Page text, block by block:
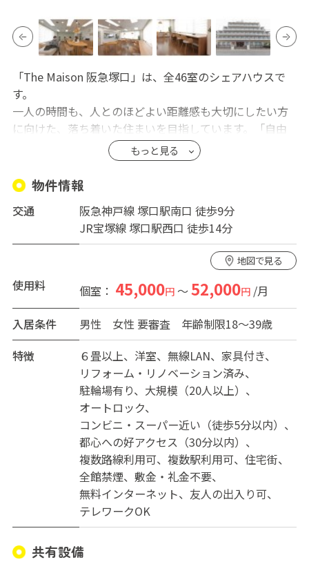
「The Maison 阪急塚口」は、全46室のシェアハウスで
す。
一人の時間も、人とのほどよい距離感も大切にしたい方
に向けた、落ち着いた住まいを目指しています。「自由
だけど、緩やかに繋がっている」そんな暮らし方を大切
にしたい方に、きっと心地よく感じていただけるはずで
す。ラウンジには、ソファ席やカウンター、4名掛け・2
名掛けテーブルなど、用途にあわせて選べる多彩な席を
ご用意。食事をしたり、少し会話を楽しんだり、仕事を
したりと、それぞれのライフスタイルに寄り添う空間で
す。また、集中して作業ができるワークスペースや、気軽
に身体を動かせるフィットネススペース、シアタールー
ムなど、日常を豊かにする共用施設も揃っています。
個室はすべて鍵付きの完全個室。ベッドやデスク、収納
力のあるクローゼットに加え、有線LANも完備してお
り、プライベートな時間はもちろん、在宅ワークにも対
応できる環境です。
立地は、阪急神戸線「塚口」駅から徒歩9分。大阪梅田へ
は電車で約12分、神戸三宮へも約23分と、通勤や外出に
も便利なロケーションです。駅周辺には商業施設や飲食
店が揃いながら、少し離れると閑静な住宅街が広がり、
都会の利便性と落ち着いた住環境のバランスが取れたエ
リアとして人気があります。
一人暮らしは少し寂しいけれど、常に誰かと一緒でなく
てもいい。そんな方にとって、「The Maison 阪急塚口」
は、安心感のある距離で人と繋がれる場所です。新しい
暮らしの拠点として、ここからあなたらしい毎日を始め
てみませんか。
もっと見る
物件情報
交通
阪急神戸線 塚口駅南口 徒歩9分
JR宝塚線 塚口駅西口 徒歩14分
地図で見る
使用料 個室： 45,000円～52,000円/月
入居条件
男性 女性 要審査 年齢制限18～39歳
特徴
６畳以上 洋室 無線LAN
家具付き
リフォーム・リノベーション済み
駐輪場有り
大規模（20人以上）
オートロック
コンビニ・スーパー近い（徒歩5分以内）
都心への好アクセス（30分以内）
複数路線利用可
複数駅利用可
住宅街
全館禁煙
敷金・礼金不要
無料インターネット
友人の出入り可
テレワークOK
共有設備